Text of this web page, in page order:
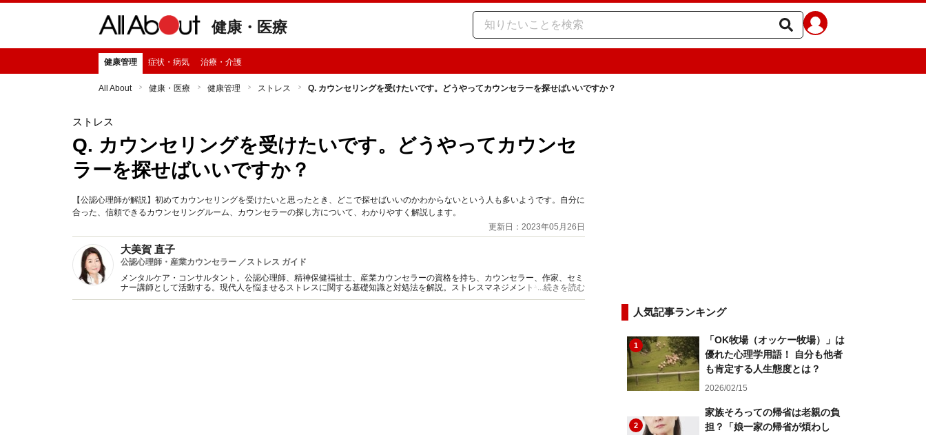
健康・医療
健康管理 症状・病気 治療・介護
All About 健康・医療 健康管理 ストレス Q. カウンセリングを受けたいです。どうやってカウンセラーを探せばいいですか？
ストレス
Q. カウンセリングを受けたいです。どうやってカウンセ
ラーを探せばいいですか？
【公認心理師が解説】初めてカウンセリングを受けたいと思ったとき、どこで探せばいいのかわからないという人も多いようです。自分に
合った、信頼できるカウンセリングルーム、カウンセラーの探し方について、わかりやすく解説します。
更新日：2023年05月26日
大美賀 直子
公認心理師・産業カウンセラー ／ストレス ガイド
メンタルケア・コンサルタント。公認心理師、精神保健福祉士、産業カウンセラーの資格を持ち、カウンセラー、作家、セミ
ナー講師として活動する。現代人を悩ませるストレスに関する基礎知識と対処法を解説。ストレスマネジメントやメンタルケ
アに関する著書・監修多数。
...続きを読む
人気記事ランキング
1
「OK牧場（オッケー牧場）」は
優れた心理学用語！ 自分も他者
も肯定する人生態度とは？
2026/02/15
2
家族そろっての帰省は老親の負
担？「娘一家の帰省が煩わし